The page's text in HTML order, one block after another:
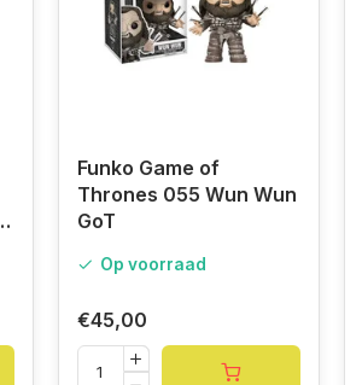
Funko Game of
Thrones 055 Wun Wun
GoT
Op voorraad
€45,00